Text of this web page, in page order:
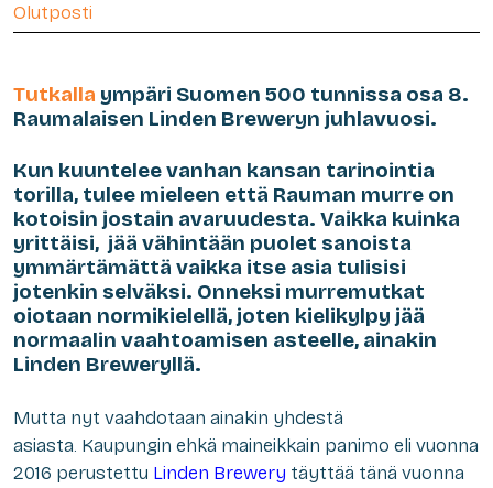
Olutposti
Tutkalla ympäri Suomen 500 tunnissa osa 8.
Raumalaisen Linden Breweryn juhlavuosi.
Kun kuuntelee vanhan kansan tarinointia
torilla, tulee mieleen että Rauman murre on
kotoisin jostain avaruudesta. Vaikka kuinka
yrittäisi, jää vähintään puolet sanoista
ymmärtämättä vaikka itse asia tulisisi
jotenkin selväksi. Onneksi murremutkat
oiotaan normikielellä, joten kielikylpy jää
normaalin vaahtoamisen asteelle, ainakin
Linden Breweryllä.
Mutta nyt vaahdotaan ainakin yhdestä
asiasta. Kaupungin ehkä maineikkain panimo eli vuonna
2016 perustettu Linden Brewery täyttää tänä vuonna